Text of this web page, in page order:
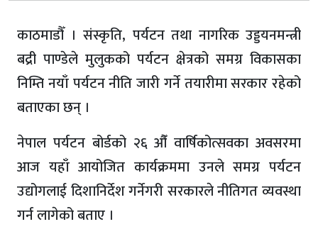
काठमाडौँ । संस्कृति, पर्यटन तथा नागरिक उड्डयनमन्त्री
बद्री पाण्डेले मुलुकको पर्यटन क्षेत्रको समग्र विकासका
निम्ति नयाँ पर्यटन नीति जारी गर्ने तयारीमा सरकार रहेको
बताएका छन् ।
नेपाल पर्यटन बोर्डको २६ औँ वार्षिकोत्सवका अवसरमा
आज यहाँ आयोजित कार्यक्रममा उनले समग्र पर्यटन
उद्योगलाई दिशानिर्देश गर्नेगरी सरकारले नीतिगत व्यवस्था
गर्न लागेको बताए ।